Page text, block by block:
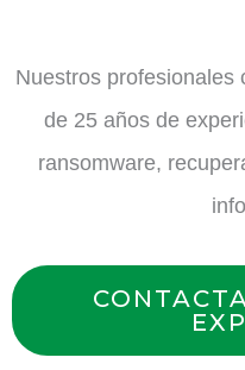
Nuestros profesionales
de 25 años de
ransomware,